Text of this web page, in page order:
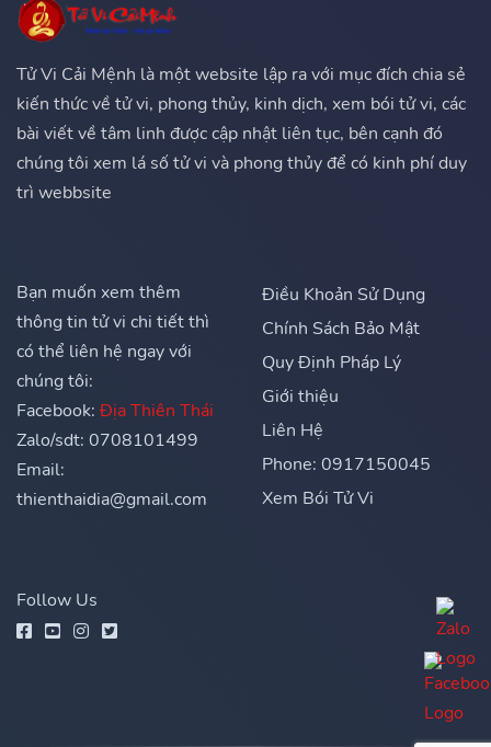
Tử Vi Cải Mệnh là một website lập ra với mục đích chia sẻ
kiến thức về tử vi, phong thủy, kinh dịch, xem bói tử vi, các
bài viết về tâm linh được cập nhật liên tục, bên cạnh đó
chúng tôi xem lá số tử vi và phong thủy để có kinh phí duy
trì webbsite
Bạn muốn xem thêm
thông tin tử vi chi tiết thì
có thể liên hệ ngay với
chúng tôi:
Facebook: Địa Thiên Thái
Zalo/sdt: 0708101499
Email:
thienthaidia@gmail.com
Điều Khoản Sử Dụng
Chính Sách Bảo Mật
Quy Định Pháp Lý
Giới thiệu
Liên Hệ
Phone: 0917150045
Xem Bói Tử Vi
Follow Us